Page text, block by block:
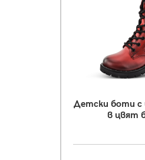
Детски боти с
в цвят